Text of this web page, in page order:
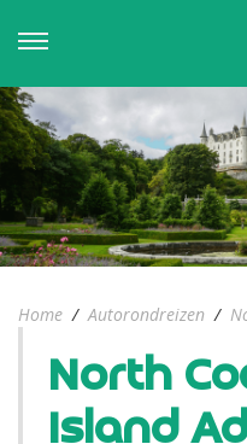
Home / Autorondreizen /
North
Island